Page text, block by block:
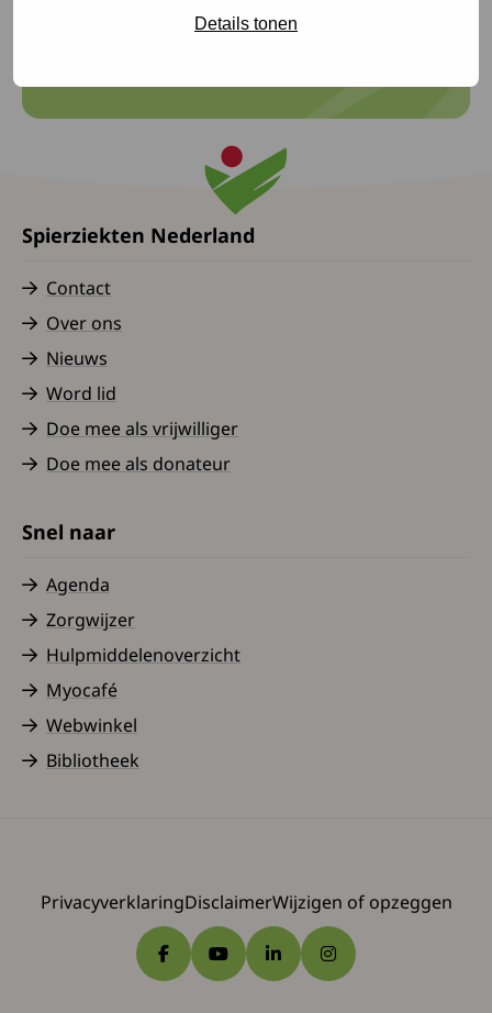
Details tonen
Spierziekten Nederland
Contact
Over ons
Nieuws
Word lid
Doe mee als vrijwilliger
Doe mee als donateur
Snel naar
Agenda
Zorgwijzer
Hulpmiddelenoverzicht
Myocafé
Webwinkel
Bibliotheek
PrivacyverklaringDisclaimerWijzigen of opzeggen
Ga naar Facebook
Ga naar YouTube
Ga naar LinkedIn
Ga naar Instagram